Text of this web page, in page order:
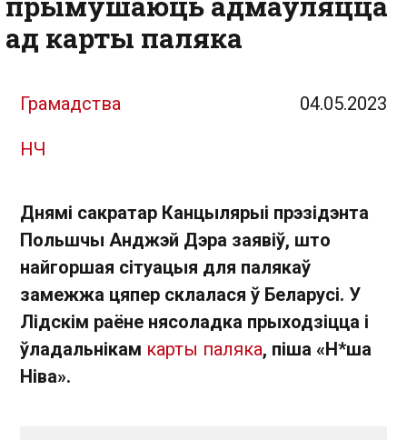
ад карты паляка
Грамадства 04.05.2023
НЧ
Днямі сакратар Канцылярыі прэзідэнта
Польшчы Анджэй Дэра заявіў, што
найгоршая сітуацыя для палякаў
замежжа цяпер склалася ў Беларусі. У
Лідскім раёне нясоладка прыходзіцца і
ўладальнікам карты паляка, піша «Н*ша
Ніва».